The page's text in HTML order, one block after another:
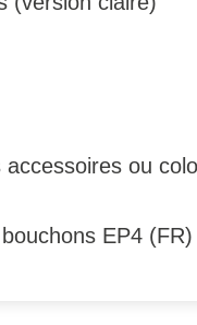
ou
EP4 (FR)